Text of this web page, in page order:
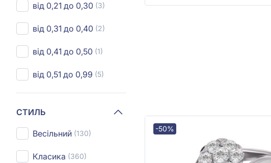
від 0,21 до 0,30 (3)
від 0,31 до 0,40 (2)
від 0,41 до 0,50 (1)
від 0,51 до 0,99 (5)
СТИЛЬ
Весільний (130)
Класика (360)
-50%